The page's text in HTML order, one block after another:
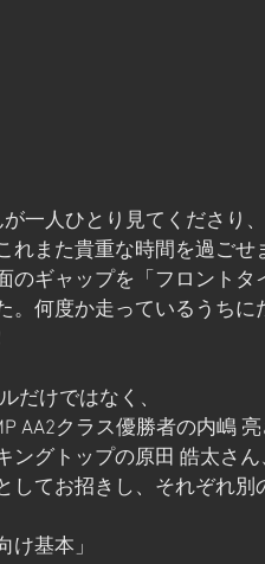
一人ひとり見てくださり
れまた貴重な時間を過ごせ
のギャップを「フロント
。何度か走っているうち
だけではなく、
AA2クラス優勝者の内嶋
ングトップの原田 皓太さん
してお招きし、それぞれ
け基本」